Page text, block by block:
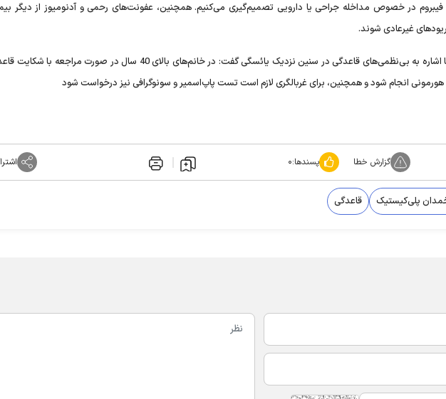
در خصوص مداخله جراحی یا دارویی تصمیم‌گیری می‌کنیم. همچنین، عفونت‌های رحمی و آدنومیوز از دیگر
غیرعادی شوند.
این متخصص زنان در پایان با اشاره به بی‌نظمی‌های قاعدگی در سنین نزدیک یائسگی گفت: در خانم‌های بالای 40 سال در صورت
هورمونی انجام شود و همچنین، برای غربالگری لازم است تست پاپ‌اسمیر و سونوگرافی نیز درخواست شود
گزارش خطا پسندها:۰
پلی‌کیستیک قاعدگی